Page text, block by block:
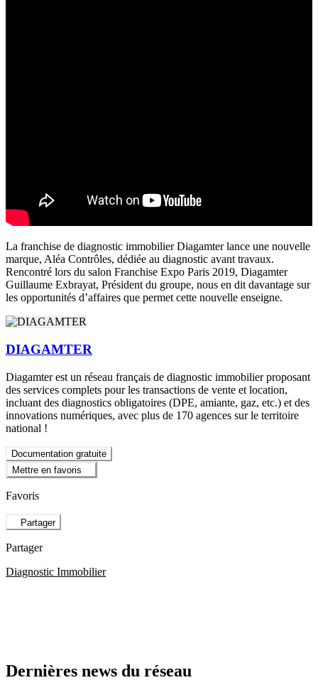
La franchise de diagnostic immobilier Diagamter lance une nouvelle
marque, Aléa Contrôles, dédiée au diagnostic avant travaux.
Rencontré lors du salon Franchise Expo Paris 2019, Diagamter
Guillaume Exbrayat, Président du groupe, nous en dit davantage sur
les opportunités d’affaires que permet cette nouvelle enseigne.
DIAGAMTER
Diagamter est un réseau français de diagnostic immobilier proposant
des services complets pour les transactions de vente et location,
incluant des diagnostics obligatoires (DPE, amiante, gaz, etc.) et des
innovations numériques, avec plus de 170 agences sur le territoire
national !
Documentation gratuite
Mettre en favoris
Favoris
Partager
Partager
Diagnostic Immobilier
Dernières news du réseau